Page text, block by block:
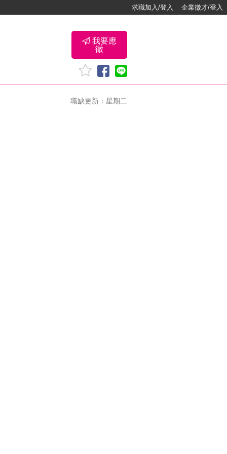
求職加入/登入 企業徵才/登入
我要應
徵
職缺更新：星期二